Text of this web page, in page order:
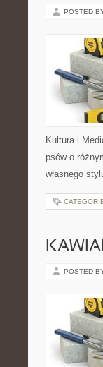
POSTED
Kultura i
psów o
własnego
POSTED